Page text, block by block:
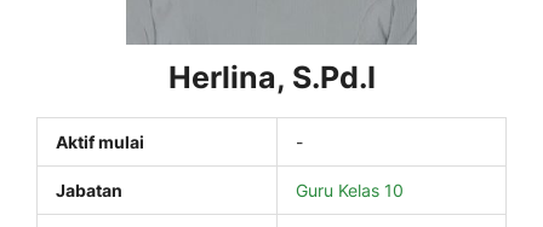
Herlina, S.Pd.I
Aktif mulai -
Jabatan Guru Kelas 10